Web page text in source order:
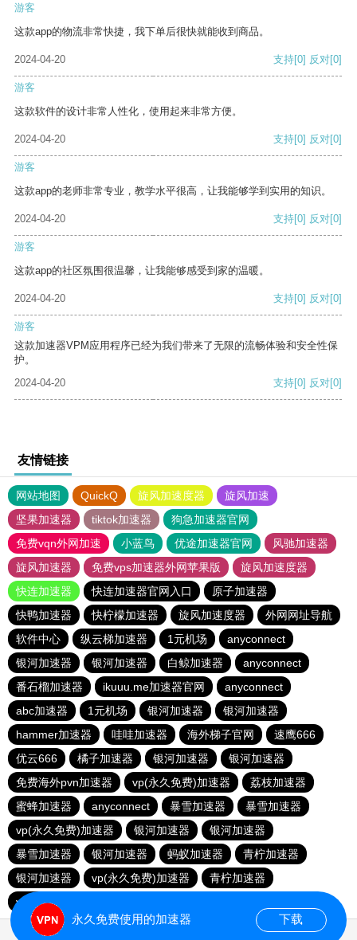
游客
这款app的物流非常快捷，我下单后很快就能收到商品。
2024-04-20 支持[0] 反对[0]
游客
这款软件的设计非常人性化，使用起来非常方便。
2024-04-20 支持[0] 反对[0]
游客
这款app的老师非常专业，教学水平很高，让我能够学到实用的知识。
2024-04-20 支持[0] 反对[0]
游客
这款app的社区氛围很温馨，让我能够感受到家的温暖。
2024-04-20 支持[0] 反对[0]
游客
这款加速器VPM应用程序已经为我们带来了无限的流畅体验和安全性保
护。
2024-04-20
支持[0] 反对[0]
友情链接
网站地图 QuickQ 旋风加速度器
旋风加速
坚果加速器
tiktok加速器
狗急加速器官网
免费vqn外网加速
小蓝鸟 优途加速器官网
风驰加速器
旋风加速器
免费vps加速器外网苹果版
旋风加速度器
快连加速器
快连加速器官网入口
原子加速器
快鸭加速器
快柠檬加速器 旋风加速度器
外网网址导航
软件中心
纵云梯加速器 1元机场
anyconnect
银河加速器
银河加速器 白鲸加速器
anyconnect
番石榴加速器
ikuuu.me加速器官网
anyconnect
abc加速器
1元机场 银河加速器
银河加速器
hammer加速器
哇哇加速器 海外梯子官网
速鹰666
优云666
橘子加速器 银河加速器
银河加速器
免费海外pvn加速器
vp(永久免费)加速器
荔枝加速器
蜜蜂加速器
anyconnect 暴雪加速器
暴雪加速器
vp(永久免费)加速器
银河加速器
银河加速器
暴雪加速器
银河加速器 蚂蚁加速器
青柠加速器
银河加速器
vp(永久免费)加速器
青柠加速器
veee加速器
永久免费使用的加速器 下载